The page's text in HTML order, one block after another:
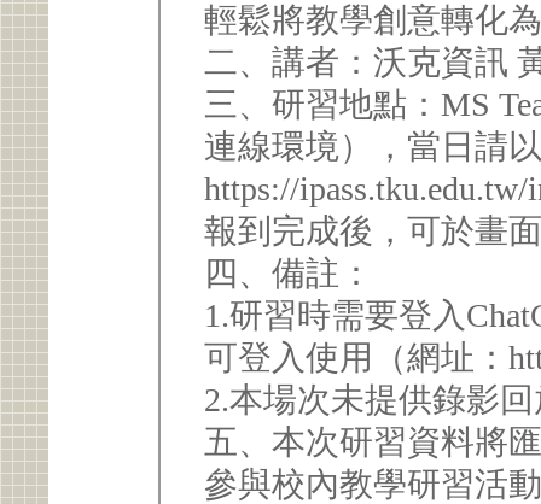
輕鬆將教學創意轉化
二、講者：沃克資訊
三、研習地點：MS
連線環境），當日請
https://
報到完成後，可於畫
四、備註：
1.研習時需要登入
可登入使用（網址：
2.本場次未提供錄影
五、本次研習資料將
參與校內教學研習活